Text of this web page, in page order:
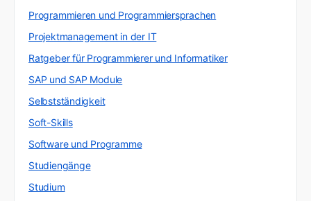
Programmieren und Programmiersprachen
Projektmanagement in der IT
Ratgeber für Programmierer und Informatiker
SAP und SAP Module
Selbstständigkeit
Soft-Skills
Software und Programme
Studiengänge
Studium